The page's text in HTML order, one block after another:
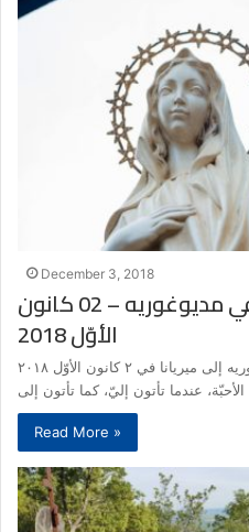
December 3, 2018
رسالة مريم العذراء في مديوغوريه – 02 كانون
الأوّل 2018
رسالة مريم العذراء في مديوغوريه إلى ميريانا في ٢ كانون الأوّل ٢٠١٨
Read More »